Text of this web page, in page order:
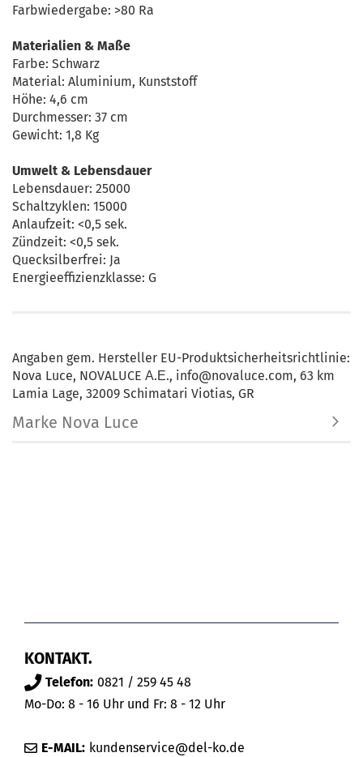
Farbwiedergabe: >80 Ra
Materialien & Maße
Farbe: Schwarz
Material: Aluminium, Kunststoff
Höhe: 4,6 cm
Durchmesser: 37 cm
Gewicht: 1,8 Kg
Umwelt & Lebensdauer
Lebensdauer: 25000
Schaltzyklen: 15000
Anlaufzeit: <0,5 sek.
Zündzeit: <0,5 sek.
Quecksilberfrei: Ja
Energieeffizienzklasse: G
Angaben gem. Hersteller EU-Produktsicherheitsrichtlinie:
Nova Luce, NOVALUCE Α.Ε., info@novaluce.com, 63 km
Lamia Lage, 32009 Schimatari Viotias, GR
Marke Nova Luce
KONTAKT.
Telefon: 0821 / 259 45 48
Mo-Do: 8 - 16 Uhr und Fr: 8 - 12 Uhr
E-MAIL: kundenservice@del-ko.de